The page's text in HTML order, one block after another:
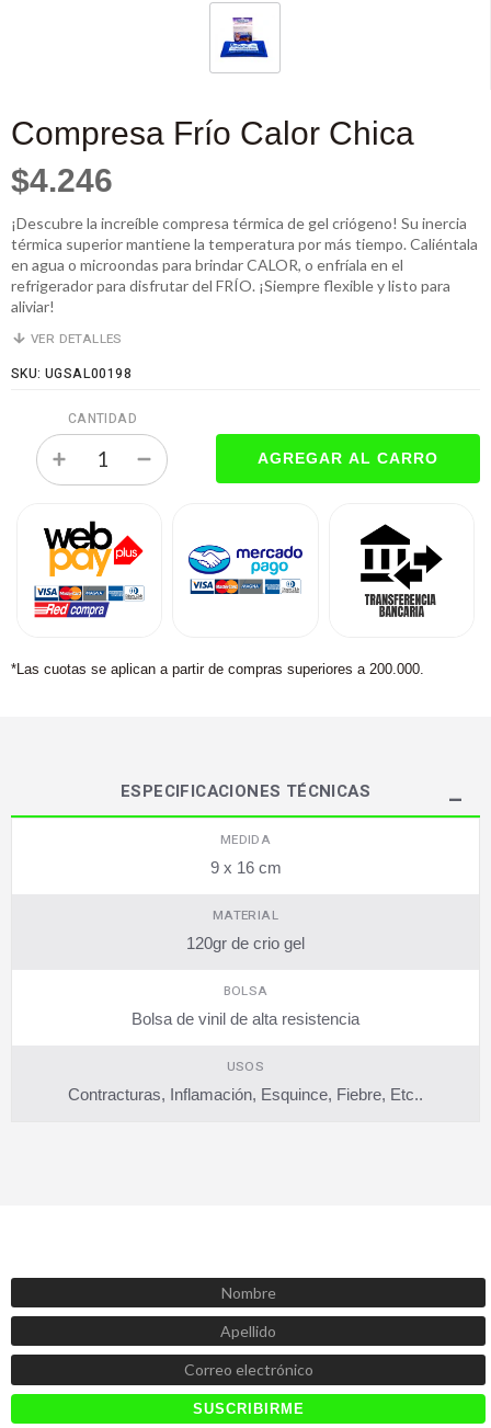
Compresa Frío Calor Chica
$4.246
¡Descubre la increíble compresa térmica de gel criógeno! Su inercia
térmica superior mantiene la temperatura por más tiempo. Caliéntala
en agua o microondas para brindar CALOR, o enfríala en el
refrigerador para disfrutar del FRÍO. ¡Siempre flexible y listo para
aliviar!
VER DETALLES
SKU: UGSAL00198
CANTIDAD
*Las cuotas se aplican a partir de compras superiores a 200.000.
ESPECIFICACIONES TÉCNICAS
MEDIDA
9 x 16 cm
MATERIAL
120gr de crio gel
BOLSA
Bolsa de vinil de alta resistencia
USOS
Contracturas, Inflamación, Esquince, Fiebre, Etc..